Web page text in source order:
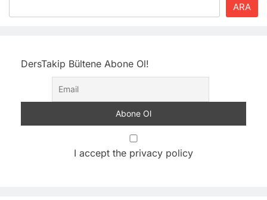
ARA
DersTakip Bültene Abone Ol!
I accept the privacy policy